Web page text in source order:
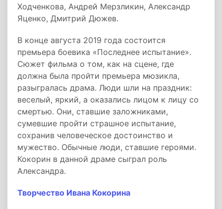
Ходченкова, Андрей Мерзликин, Александр
Яценко, Дмитрий Дюжев.
В конце августа 2019 года состоится
премьера боевика «Последнее испытание».
Сюжет фильма о том, как на сцене, где
должна была пройти премьера мюзикла,
разыгралась драма. Люди шли на праздник:
веселый, яркий, а оказались лицом к лицу со
смертью. Они, ставшие заложниками,
сумевшие пройти страшное испытание,
сохранив человеческое достоинство и
мужество. Обычные люди, ставшие героями.
Кокорин в данной драме сыграл роль
Александра.
Творчество Ивана Кокорина